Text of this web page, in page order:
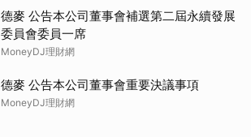
德麥 公告本公司董事會補選第二屆永續發展
委員會委員一席
MoneyDJ理財網
德麥 公告本公司董事會重要決議事項
MoneyDJ理財網